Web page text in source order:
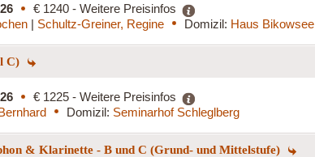
€ 1240 - Weitere Preisinfos
| Schultz-Greiner, Regine Domizil: Haus Bikowsee
C)
€ 1225 - Weitere Preisinfos
Domizil: Seminarhof Schleglberg
& Klarinette - B und C (Grund- und Mittelstufe)